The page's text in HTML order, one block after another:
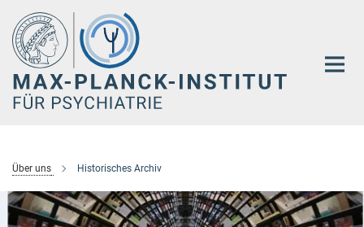
Hauptinhalt
Über uns Historisches Archiv